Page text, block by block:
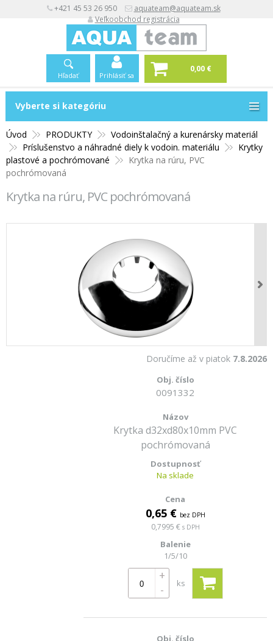
+421 45 53 26 950
aquateam@aquateam.sk
Veľkoobchod registrácia
Hľadať Prihlásiť sa
0,00 €
Vyberte si kategóriu
Úvod PRODUKTY
Vodoinštalačný a kurenársky materiál
Príslušenstvo a náhradné diely k vodoin. materiálu
Krytky
plastové a pochrómované
Krytka na rúru, PVC
pochrómovaná
Krytka na rúru, PVC pochrómovaná
Doručíme až v piatok 7.8.2026
0091332
Krytka d32xd80x10mm PVC
pochrómovaná
Na sklade
0,65 € bez DPH
0,7995 € s DPH
1/5/10
+
-
ks
Vyberte si kategóriu